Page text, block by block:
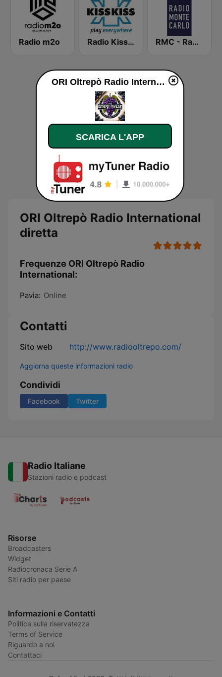
Radio m2o Radio Kiss Kiss RMC - Radio Monte Carlo
ORI Oltrepò Radio International
diretta
Frequenze ORI Oltrepò Radio
International:
Pavia: Online
Contatti
Sito web http://www.radiooltrepo.com/
Aggiorna queste informazioni radio
Condividi
Facebook Twitter
Radio Italiane
Stazioni radio e podcast
Risorse
Broadcasters
Widget
Radiocronaca Serie A
Siti radio per paese
Informazioni e Contatti
Politica sulla riservatezza
Terms of Service
Riguardo a noi
Contattaci
ORI Oltrepò Radio International diretta
SCARICA L'APP